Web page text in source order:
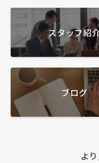
スタッフ紹
ブログ
よ